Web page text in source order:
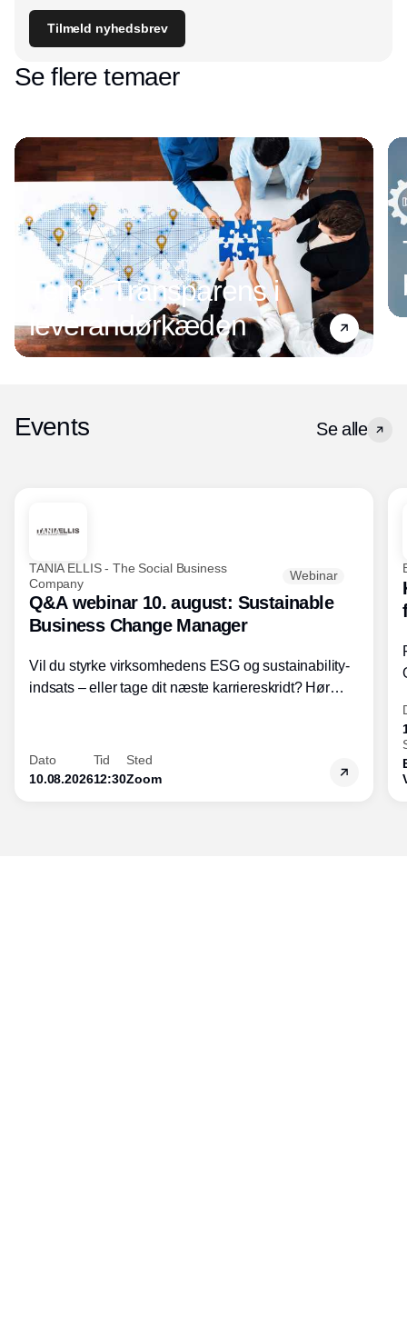
Tilmeld nyhedsbrev
Se flere temaer
Tema: Transparens i
leverandørkæden
Events Se alle
TANIA ELLIS - The Social Business
Company
Webinar
Q&A webinar 10. august: Sustainable
Business Change Manager
Vil du styrke virksomhedens ESG og sustainability-
indsats – eller tage dit næste karriereskridt? Hør
inden for bæredygtig forretningsudvikling - så du
skaber værdi for både samfund og bundlinje.
Dato
10.08.2026
Tid
12:30
Sted
Zoom